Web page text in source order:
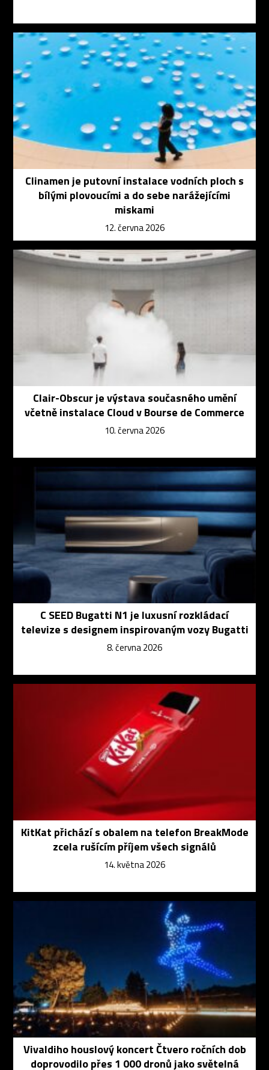
Clinamen je putovní instalace vodních ploch s
bílými plovoucími a do sebe narážejícími
miskami
12. června 2026
Clair-Obscur je výstava současného umění
včetně instalace Cloud v Bourse de Commerce
10. června 2026
C SEED Bugatti N1 je luxusní rozkládací
televize s designem inspirovaným vozy Bugatti
8. června 2026
KitKat přichází s obalem na telefon BreakMode
zcela rušícím příjem všech signálů
14. května 2026
Vivaldiho houslový koncert Čtvero ročních dob
doprovodilo přes 1 000 dronů jako světelná